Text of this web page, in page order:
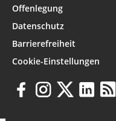
Offenlegung
Datenschutz
Barrierefreiheit
Cookie-Einstellungen